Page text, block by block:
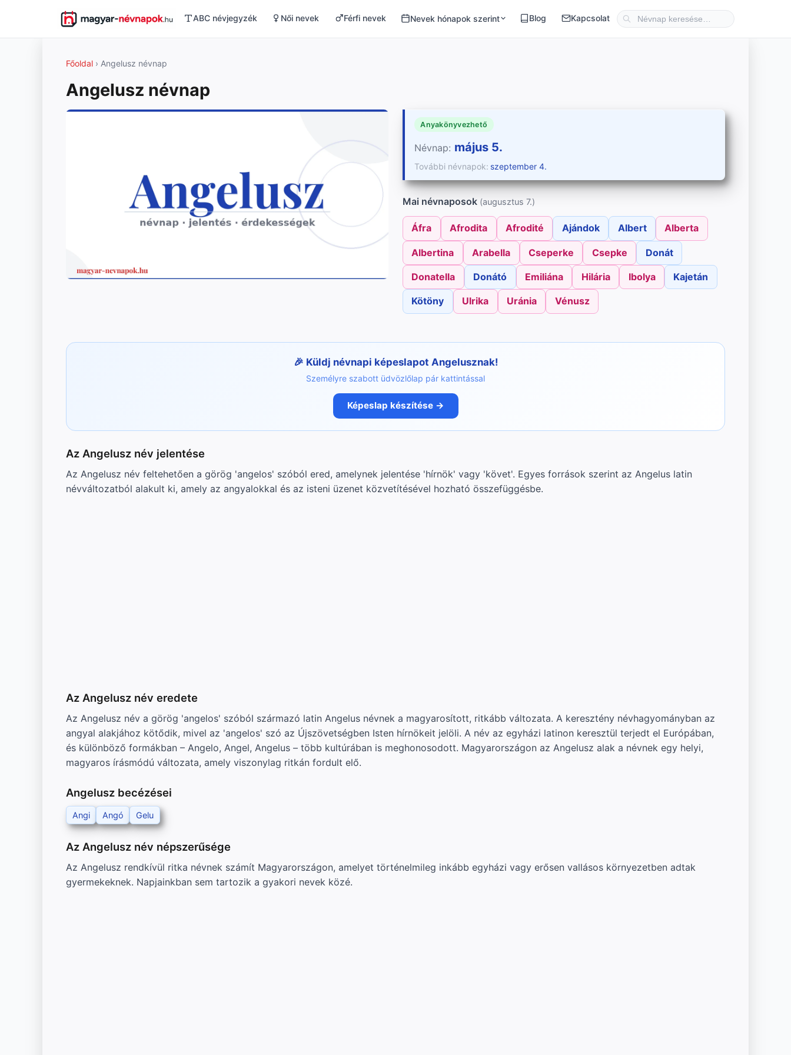
ABC névjegyzék Női nevek Férfi nevek Nevek hónapok szerint Blog Kapcsolat
Főoldal › Angelusz névnap
Angelusz névnap
Anyakönyvezhető
Névnap: május 5.
További névnapok: szeptember 4.
Mai névnaposok (augusztus 7.)
Áfra Afrodita Afrodité Ajándok Albert Alberta
Albertina Arabella Cseperke Csepke Donát
Donatella Donátó Emiliána Hilária Ibolya Kajetán
Kötöny Ulrika Uránia Vénusz
Küldj névnapi képeslapot Angelusznak!
Személyre szabott üdvözlőlap pár kattintással
Képeslap készítése →
Az Angelusz név jelentése
Az Angelusz név feltehetően a görög 'angelos' szóból ered, amelynek jelentése 'hírnök' vagy 'követ'. Egyes források szerint az Angelus latin
névváltozatból alakult ki, amely az angyalokkal és az isteni üzenet közvetítésével hozható összefüggésbe.
Az Angelusz név eredete
Az Angelusz név a görög 'angelos' szóból származó latin Angelus névnek a magyarosított, ritkább változata. A keresztény névhagyományban az
angyal alakjához kötődik, mivel az 'angelos' szó az Újszövetségben Isten hírnökeit jelöli. A név az egyházi latinon keresztül terjedt el Európában,
és különböző formákban – Angelo, Angel, Angelus – több kultúrában is meghonosodott. Magyarországon az Angelusz alak a névnek egy helyi,
magyaros írásmódú változata, amely viszonylag ritkán fordult elő.
Angelusz becézései
Angi Angó Gelu
Az Angelusz név népszerűsége
Az Angelusz rendkívül ritka névnek számít Magyarországon, amelyet történelmileg inkább egyházi vagy erősen vallásos környezetben adtak
gyermekeknek. Napjainkban sem tartozik a gyakori nevek közé.